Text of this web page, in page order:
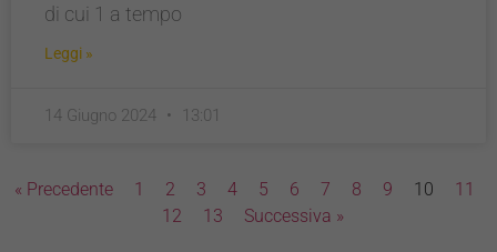
di cui 1 a tempo
Leggi »
14 Giugno 2024 13:01
« Precedente 1 2 3 4 5 6 7 8 9 10
11
12
13 Successiva »
Questi cookie
sono necessari